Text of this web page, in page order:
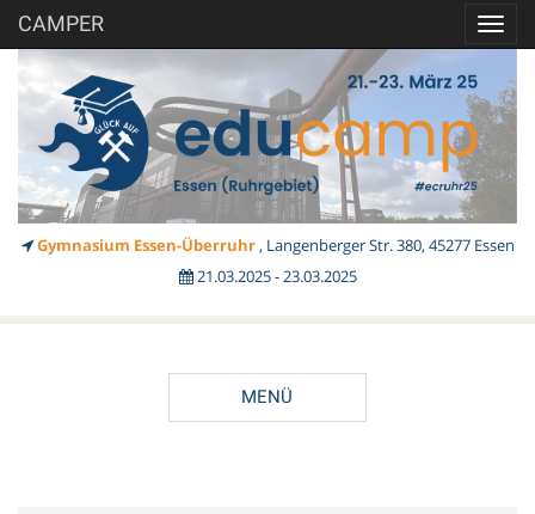
CAMPER
Gymnasium Essen-Überruhr, Langenberger Str. 380, 45277 Essen
21.03.2025 - 23.03.2025
MENÜ